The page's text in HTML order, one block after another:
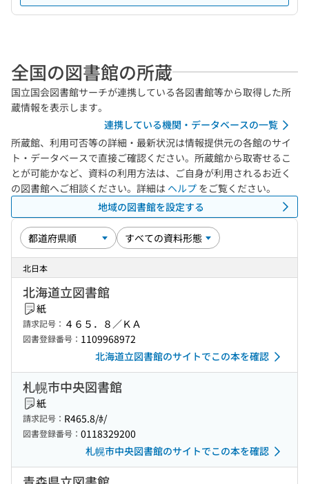
全国の図書館の所蔵
国立国会図書館サーチが連携している各図書館等から取得した所
蔵情報を表示します。
連携している機関・データベースの一覧
所蔵館、利用可否等の詳細・最新状況は情報提供元の各館のサイ
ト・データベースで直接ご確認ください。所蔵館から取寄せるこ
とが可能かなど、資料の利用方法は、ご自身が利用されるお近く
の図書館へご相談ください。詳細は ヘルプ をご覧ください。
地域の図書館を設定する
北日本
北海道立図書館
紙
請求記号： ４６５．８／ＫＡ
図書登録番号： 1109968972
北海道立図書館のサイトでこの本を確認
札幌市中央図書館
紙
請求記号： R465.8/ﾎ/
図書登録番号： 0118329200
札幌市中央図書館のサイトでこの本を確認